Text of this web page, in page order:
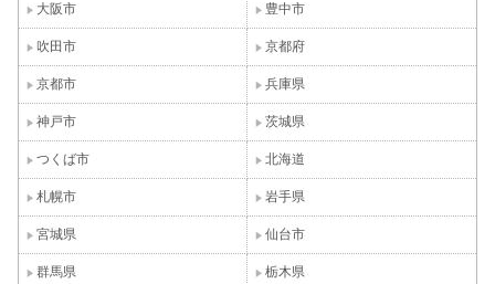
大阪市 豊中市
吹田市 京都府
京都市 兵庫県
神戸市 茨城県
つくば市 北海道
札幌市 岩手県
宮城県 仙台市
群馬県 栃木県